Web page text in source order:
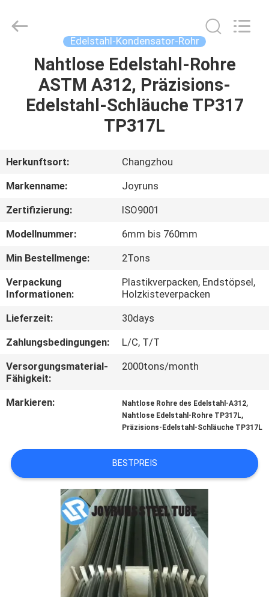
HAUS
PRODUKTE
US
AUSFLUG
QUALITÄTSKONTROLLE
TRETEN
SIE
MIT
UNS
IN
VERBINDUNG
SIE
EIN
SEITENVERZEICHNIS
DATENSCHUTZ-
Tube
Edelstahl-Kondensator-Rohr
Nahtlose Edelstahl-Rohre
ASTM A312, Präzisions-
Edelstahl-Schläuche TP317
TP317L
Herkunftsort:
Changzhou
Markenname:
Joyruns
Zertifizierung:
ISO9001
Modellnummer:
6mm bis 760mm
Min Bestellmenge:
2Tons
Verpackung
Informationen:
Plastikverpacken, Endstöpsel,
Holzkisteverpacken
Lieferzeit:
30days
Zahlungsbedingungen:
L/C, T/T
Versorgungsmaterial-
Fähigkeit:
2000tons/month
Markieren: Nahtlose Rohre des Edelstahl-A312,
Nahtlose Edelstahl-Rohre TP317L,
Präzisions-Edelstahl-Schläuche TP317L
BESTPREIS